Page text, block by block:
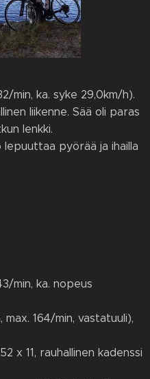
min, ka. syke 29,0km/h).
liikenne. Sää oli paras
lenkki.
lepuuttaa pyörää ja ihailla
min, ka. nopeus
max. 164/min, vastatuuli),
x 11, rauhallinen kadenssi